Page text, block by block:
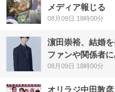
メディア報じる
08月09日 18時00分
濵田崇裕、結婚
ファンや関係者に
08月09日 18時00分
オリラジ中田敦